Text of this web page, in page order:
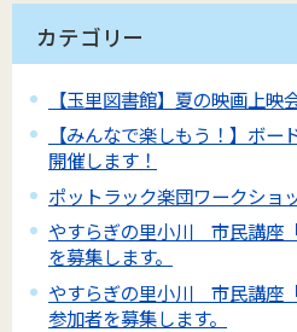
カテゴリー
【玉里図書館】夏の映画上映
【みんなで楽しもう！】ボ
開催します！
ポットラック楽団ワークショ
やすらぎの里小川 市民講座
を募集します。
やすらぎの里小川 市民講座
参加者を募集します。